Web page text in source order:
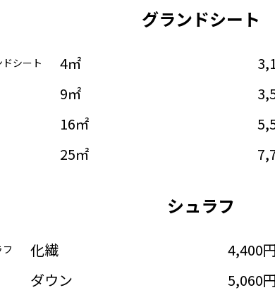
グランドシート
4㎡
9㎡
16㎡
25㎡
シュラフ
化繊
4,400円
ダウン
5,060円